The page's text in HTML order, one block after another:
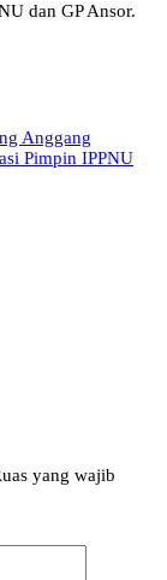
dan GP Ansor.
Anggang
Pimpin IPPNU
yang wajib